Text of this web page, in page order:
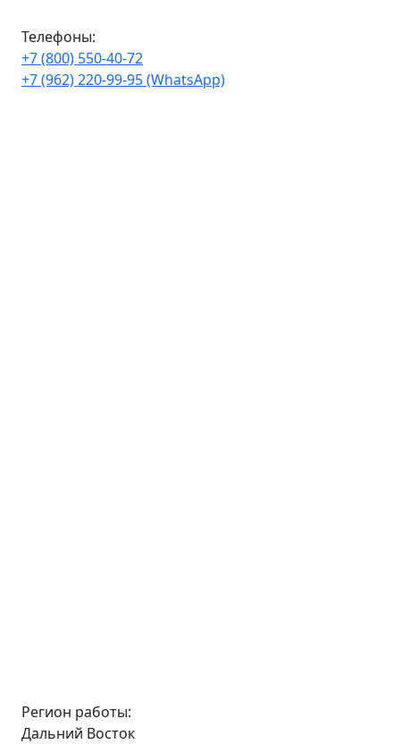
Телефоны:
+7 (800) 550-40-72
+7 (962) 220-99-95 (WhatsApp)
Регион работы:
Дальний Восток